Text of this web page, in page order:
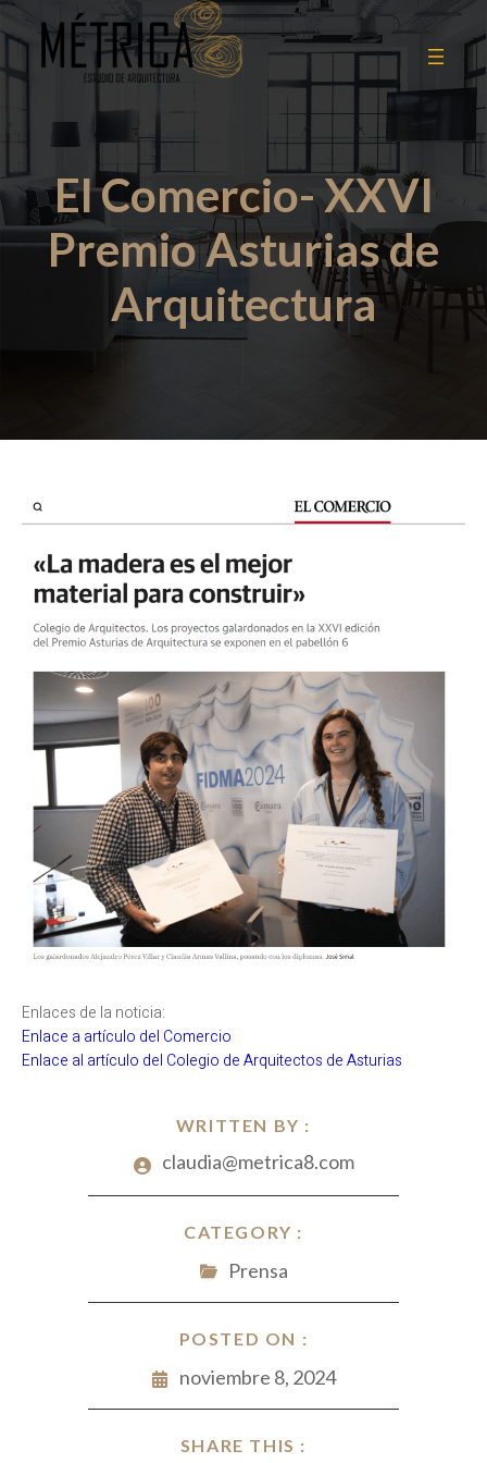
El Comercio- XXVI
Premio Asturias de
Arquitectura
WRITTEN BY :
claudia@metrica8.com
CATEGORY :
Prensa
POSTED ON :
noviembre 8, 2024
SHARE THIS :
Enlaces de la noticia:
Enlace a artículo del Comercio
Enlace al artículo del Colegio de Arquitectos de Asturias